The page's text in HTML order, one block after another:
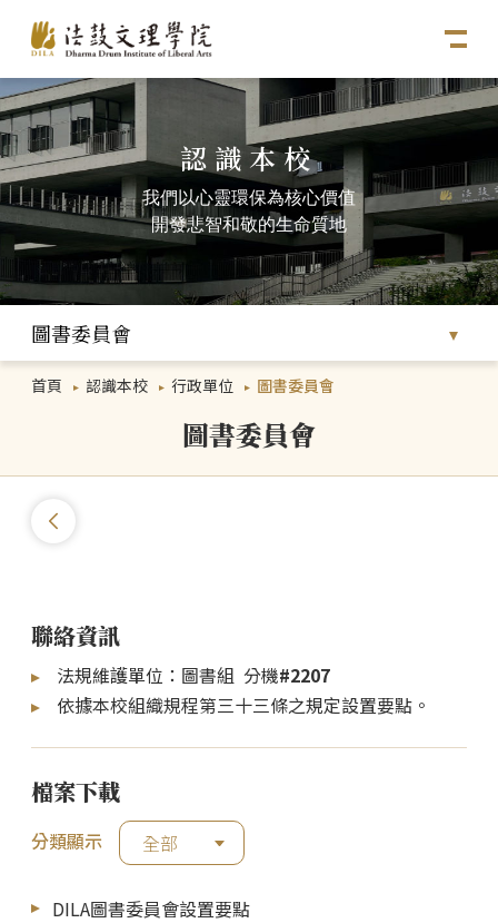
認識本校
我們以心靈環保為核心價值
開發悲智和敬的生命質地
圖書委員會
首頁 認識本校 行政單位 圖書委員會
圖書委員會
聯絡資訊
法規維護單位：圖書組 分機#2207
依據本校組織規程第三十三條之規定設置要點。
檔案下載
分類顯示 全部
DILA圖書委員會設置要點